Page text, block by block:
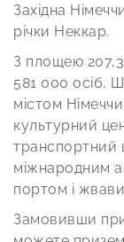
Західна
річки Неккар.
З площею
581 000 осіб,
містом
культурний
транспортний
міжнародним
портом і
Замовивши